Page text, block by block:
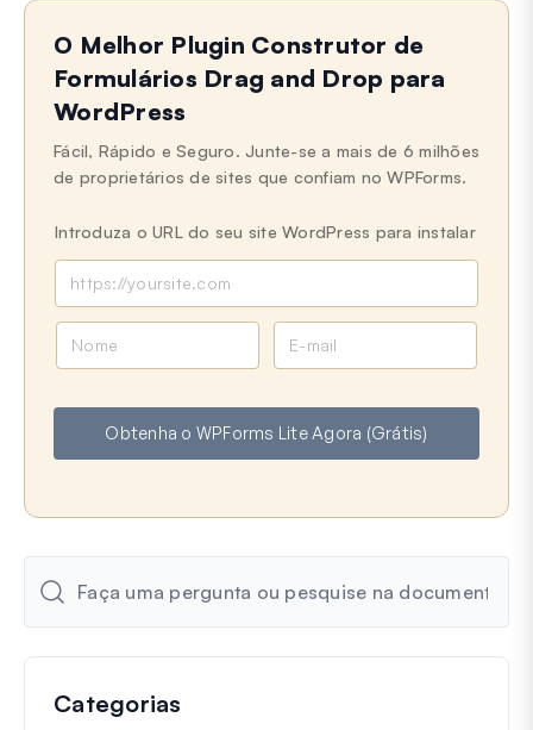
Ainda preso?
Última atualização em 22 de setembro de 2025
O Melhor Plugin Construtor de
Formulários Drag and Drop para
WordPress
Fácil, Rápido e Seguro. Junte-se a mais de 6 milhões
de proprietários de sites que confiam no WPForms.
Introduza o URL do seu site WordPress para instalar
e
i
Obtenha o WPForms Lite Agora (Grátis)
Categorias